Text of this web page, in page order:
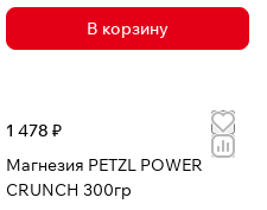
В корзину
1 478 ₽
Магнезия PETZL POWER
CRUNCH 300гр